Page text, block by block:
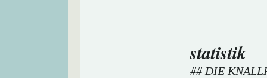
statistik
## DIE